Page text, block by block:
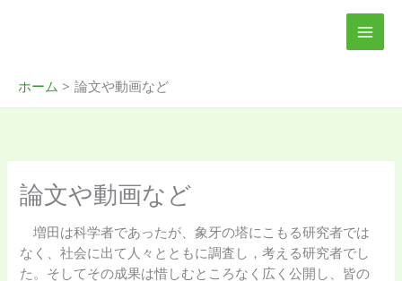
ッ
ホーム 論文や動画など
論文や動画など
増田は科学者であったが、象牙の塔にこもる研究者では
なく、社会に出て人々とともに調査し，考える研究者でし
た。そしてその成果は惜しむところなく広く公開し、皆の